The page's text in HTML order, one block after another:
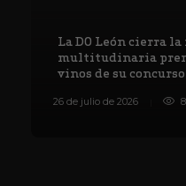
La DO León cierra
multitudinaria
vinos de su concurso
26 de julio de 2026